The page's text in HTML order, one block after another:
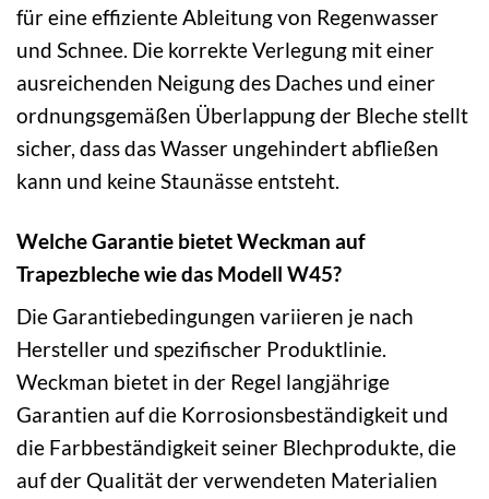
für eine effiziente Ableitung von Regenwasser
und Schnee. Die korrekte Verlegung mit einer
ausreichenden Neigung des Daches und einer
ordnungsgemäßen Überlappung der Bleche stellt
sicher, dass das Wasser ungehindert abfließen
kann und keine Staunässe entsteht.
Welche Garantie bietet Weckman auf
Trapezbleche wie das Modell W45?
Die Garantiebedingungen variieren je nach
Hersteller und spezifischer Produktlinie.
Weckman bietet in der Regel langjährige
Garantien auf die Korrosionsbeständigkeit und
die Farbbeständigkeit seiner Blechprodukte, die
auf der Qualität der verwendeten Materialien